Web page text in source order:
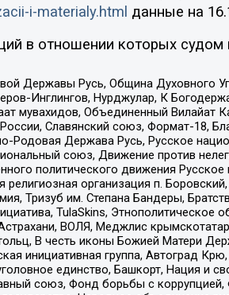
i-materialy.html данные на
в отношении которых
Державы Русь, Община Духовного
Инглингов, Нурджулар, К
мувахидов, Объединенный Вилайат
Славянский союз, Формат-18,
Родовая Держава Русь, Русское
союз, Движение против
политического движения Русское
организация п.
Тризуб им. Степана Бандеры,
TulaSkins, Этнополитическое
ВОЛЯ, Меджлис
В честь иконы Божией Матери
инициативная группа, Автоград
единство, Башкорт, Нация и
союз, Фонд борьбы с